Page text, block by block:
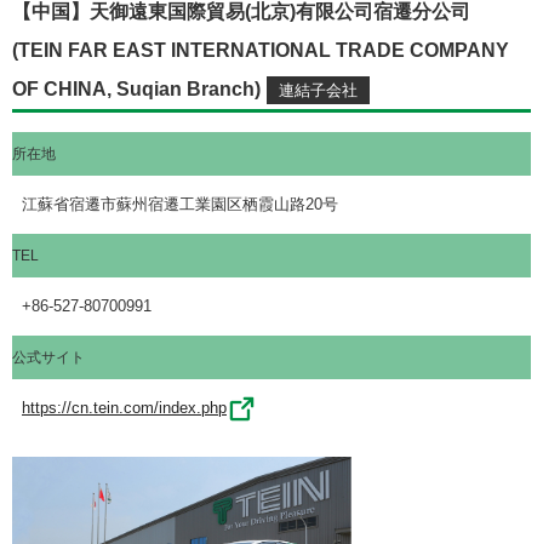
【中国】天御遠東国際貿易(北京)有限公司宿遷分公司
(TEIN FAR EAST INTERNATIONAL TRADE COMPANY
OF CHINA, Suqian Branch)
所在地
江蘇省宿遷市蘇州宿遷工業園区栖霞山路20号
TEL
+86-527-80700991
公式サイト
https://cn.tein.com/index.php